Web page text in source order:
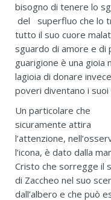
bisogno di tenere lo
del superfluo che lo
tutto il suo cuore
sguardo di amore e di
guarigione è una gioia
lagioia di donare
poveri diventano i suoi
Un particolare che
sicuramente attira
l’attenzione,
l’icona, è dato dalla
Cristo che sorregge il
di Zaccheo nel suo
dall’albero e che può